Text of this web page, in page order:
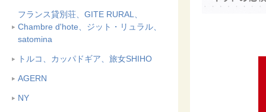
フランス貸別荘、GITE RURAL、
Chambre d'hote、ジット・リュラル、
satomina
トルコ、カッパドギア、旅女SHIHO
AGERN
NY